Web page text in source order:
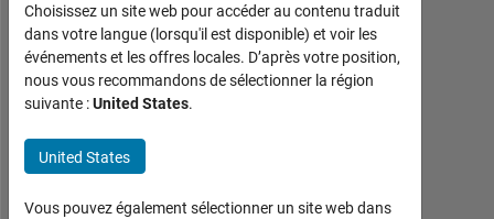
CHIKUMBUTSO
Last
seen:
environ
2 ans il
y a
Actif
Choisissez un site web pour accéder au contenu traduit
dans votre langue (lorsqu'il est disponible) et voir les
événements et les offres locales. D’après votre position,
nous vous recommandons de sélectionner la région
suivante :United States.
United States
Vous pouvez également sélectionner un site web dans